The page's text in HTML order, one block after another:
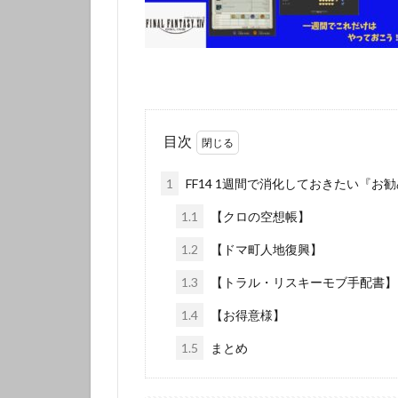
目次
1 FF14 1週間で消化しておきたい『お勧
1.1 【クロの空想帳】
1.2 【ドマ町人地復興】
1.3 【トラル・リスキーモブ手配書】
1.4 【お得意様】
1.5 まとめ